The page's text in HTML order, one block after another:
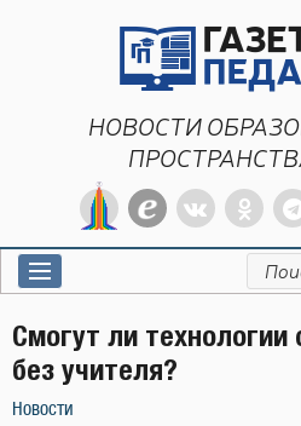
НОВОСТИ
Смогут ли
без учителя?
Новости